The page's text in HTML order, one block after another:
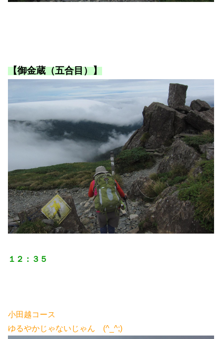
【御金蔵（五合目）】
１２：３５
小田越コース
ゆるやかじゃないじゃん (^_^;)